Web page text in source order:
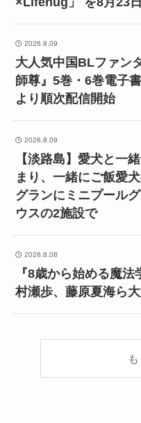
2026.8.09
大人気中国BLファン
師尊』5巻・6巻電子
より順次配信開始
2026.8.09
【淡路島】愛犬と一
まり、一緒にご飯愛
グランにミニプール
ウスの2施設で
2026.8.08
『8歳から始める魔
村瀬歩、藤原夏海ら